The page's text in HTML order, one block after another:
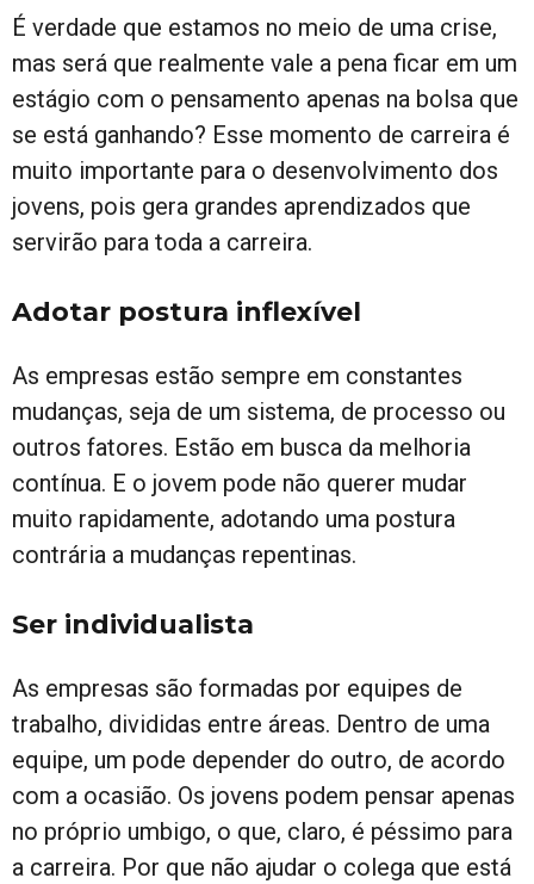
É verdade que estamos no meio de uma crise,
mas será que realmente vale a pena ficar em um
estágio com o pensamento apenas na bolsa que
se está ganhando? Esse momento de carreira é
muito importante para o desenvolvimento dos
jovens, pois gera grandes aprendizados que
servirão para toda a carreira.
Adotar postura inflexível
As empresas estão sempre em constantes
mudanças, seja de um sistema, de processo ou
outros fatores. Estão em busca da melhoria
contínua. E o jovem pode não querer mudar
muito rapidamente, adotando uma postura
contrária a mudanças repentinas.
Ser individualista
As empresas são formadas por equipes de
trabalho, divididas entre áreas. Dentro de uma
equipe, um pode depender do outro, de acordo
com a ocasião. Os jovens podem pensar apenas
no próprio umbigo, o que, claro, é péssimo para
a carreira. Por que não ajudar o colega que está